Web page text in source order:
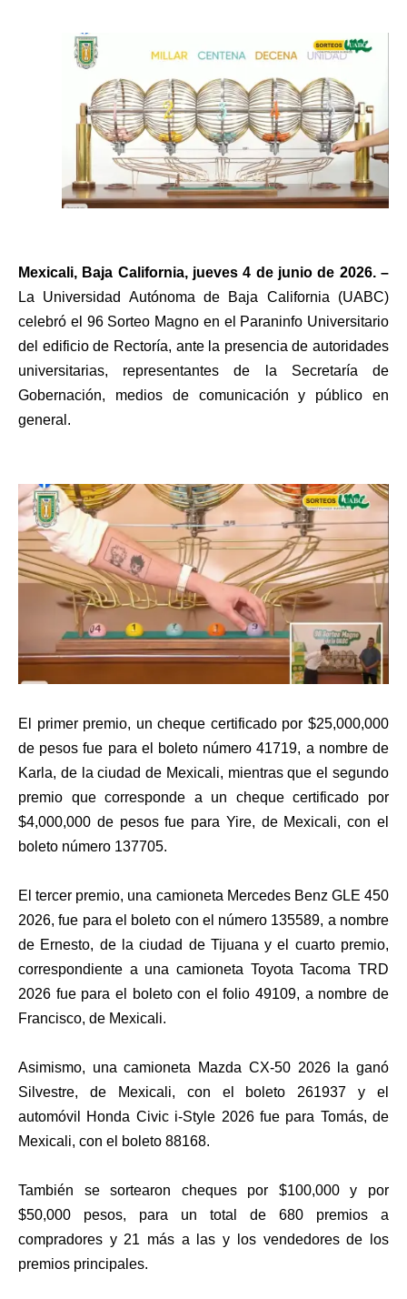
Mexicali, Baja California, jueves 4 de junio de 2026. –
La Universidad Autónoma de Baja California (UABC)
celebró el 96 Sorteo Magno en el Paraninfo Universitario
del edificio de Rectoría, ante la presencia de autoridades
universitarias, representantes de la Secretaría de
Gobernación, medios de comunicación y público en
general.
El primer premio, un cheque certificado por $25,000,000
de pesos fue para el boleto número 41719, a nombre de
Karla, de la ciudad de Mexicali, mientras que el segundo
premio que corresponde a un cheque certificado por
$4,000,000 de pesos fue para Yire, de Mexicali, con el
boleto número 137705.
El tercer premio, una camioneta Mercedes Benz GLE 450
2026, fue para el boleto con el número 135589, a nombre
de Ernesto, de la ciudad de Tijuana y el cuarto premio,
correspondiente a una camioneta Toyota Tacoma TRD
2026 fue para el boleto con el folio 49109, a nombre de
Francisco, de Mexicali.
Asimismo, una camioneta Mazda CX-50 2026 la ganó
Silvestre, de Mexicali, con el boleto 261937 y el
automóvil Honda Civic i-Style 2026 fue para Tomás, de
Mexicali, con el boleto 88168.
También se sortearon cheques por $100,000 y por
$50,000 pesos, para un total de 680 premios a
compradores y 21 más a las y los vendedores de los
premios principales.